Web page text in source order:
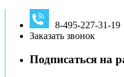
8-495-227-31-19
Заказать звонок
Подписаться на